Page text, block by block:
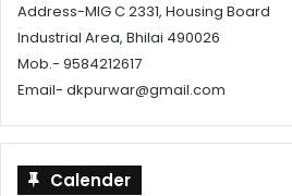
Address-MIG C 2331, Housing Board
Industrial Area, Bhilai 490026
Mob.- 9584212617
Email- dkpurwar@gmail.com
Calender